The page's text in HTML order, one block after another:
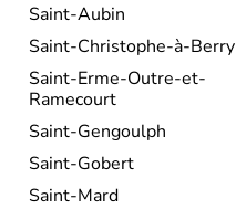
Saint-Aubin
Saint-Christophe-à-Berry
Saint-Erme-Outre-et-
Ramecourt
Saint-Gengoulph
Saint-Gobert
Saint-Mard